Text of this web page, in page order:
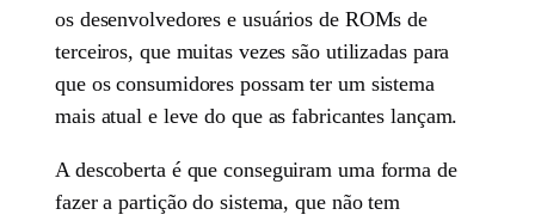
os desenvolvedores e usuários de ROMs de
terceiros, que muitas vezes são utilizadas para
que os consumidores possam ter um sistema
mais atual e leve do que as fabricantes lançam.
A descoberta é que conseguiram uma forma de
fazer a partição do sistema, que não tem